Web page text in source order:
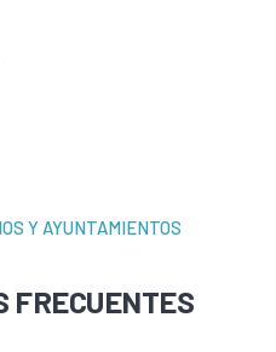
Y AYUNTAMIENTOS
FRECUENTES